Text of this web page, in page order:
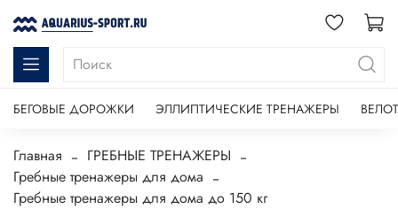
БЕГОВЫЕ ДОРОЖКИ ЭЛЛИПТИЧЕСКИЕ ТРЕНАЖЕРЫ
Главная
ГРЕБНЫЕ ТРЕНАЖЕРЫ
Гребные тренажеры для дома
Гребные тренажеры для дома до 150 кг